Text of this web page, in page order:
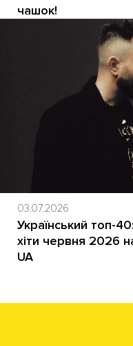
чашок!
03.07.2026
Український топ-
хіти червня 2026
UA